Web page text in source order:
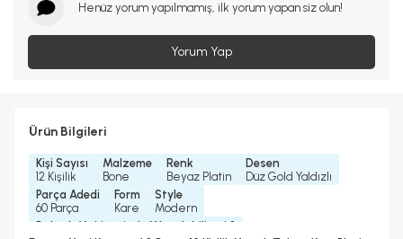
Henüz yorum yapılmamış, ilk yorum yapan siz olun!
Yorum Yap
Ürün Bilgileri
Kişi Sayısı
12 Kişilik
Malzeme
Bone
Renk
Beyaz Platin
Desen
Düz Gold Yaldızlı
Parça Adedi
60 Parça
Form
Kare
Style
Modern
Bulaşık Makinesinde Yıkanılabilir mi ?